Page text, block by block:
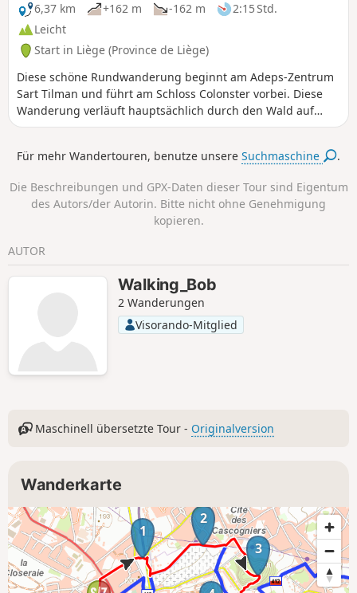
6,37 km
+162 m -162 m
2:15 Std.
Leicht
Start in Liège (Province de Liège)
Diese schöne Rundwanderung beginnt am Adeps-Zentrum
Sart Tilman und führt am Schloss Colonster vorbei. Diese
Wanderung verläuft hauptsächlich durch den Wald auf
kleinen Wegen, die mit einem Kinderwagen nicht befahrbar
Für mehr Wandertouren, benutze unsereSuchmaschine .
Die Beschreibungen und GPX-Daten dieser Tour sind Eigentum
des Autors/der Autorin. Bitte nicht ohne Genehmigung
kopieren.
AUTOR
Walking_Bob
2 Wanderungen
Visorando-Mitglied
Maschinell übersetzte Tour - Originalversion
Wanderkarte
1
2
3